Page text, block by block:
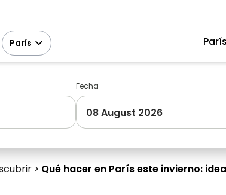
París París
Fecha
08 August 2026
Qué hacer en París este invierno: